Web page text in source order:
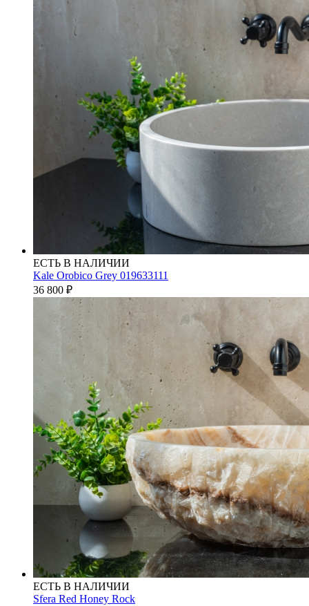
ЕСТЬ В НАЛИЧИИ
Kale Orobico Grey 019633111
36 800 ₽
ЕСТЬ В НАЛИЧИИ
Sfera Red Honey Rock